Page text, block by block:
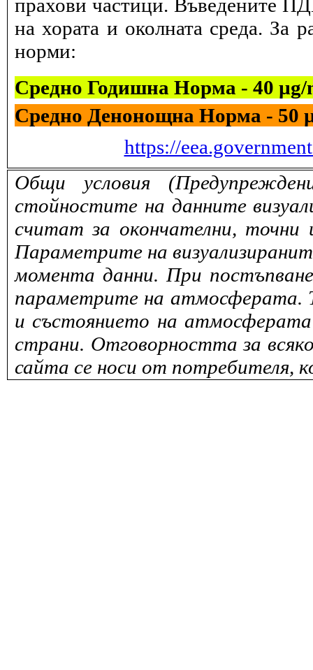
прахови частици. Въведените
на хората и околната среда. За
норми:
Средно Годишна Норма - 40 µg/
Средно Денонощна Норма - 50
https://
Общи условия
стойностите на данните
считат за окончателни,
Параметрите на
момента данни. При
параметрите на атмосферата.
и състоянието на
страни. Отговорността за
сайта се носи от потребителя,